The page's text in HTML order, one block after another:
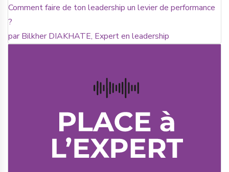
Comment faire de ton leadership un levier de performance
?
par Bilkher DIAKHATE, Expert en leadership